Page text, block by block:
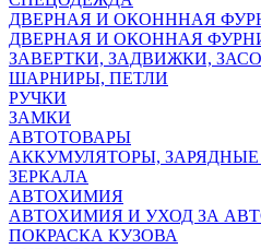
ДВЕРНАЯ И ОКОНННАЯ
ДВЕРНАЯ И ОКОННАЯ
ЗАВЕРТКИ, ЗАДВИЖКИ,
ШАРНИРЫ, ПЕТЛИ
РУЧКИ
ЗАМКИ
АВТОТОВАРЫ
АККУМУЛЯТОРЫ,
ЗЕРКАЛА
АВТОХИМИЯ
АВТОХИМИЯ И УХОД ЗА
ПОКРАСКА КУЗОВА